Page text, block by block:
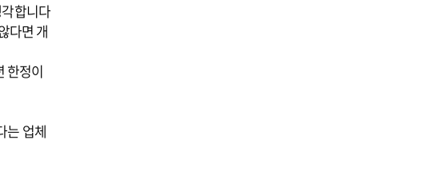
합니다
다면 개
한정이
는 업체